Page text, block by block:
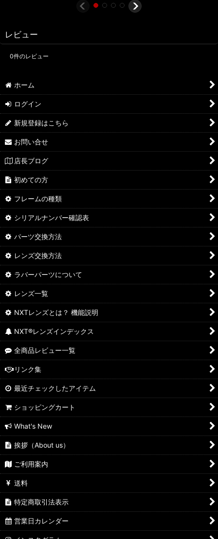
レビュー
0件のレビュー
ホーム
ログイン
新規登録はこちら
お問い合せ
店長ブログ
初めての方
フレームの種類
シリアルナンバー確認表
パーツ交換方法
レンズ交換方法
ラバーパーツについて
レンズ一覧
NXTレンズとは？ 機能説明
NXT®レンズインデックス
全商品レビュー一覧
リンク集
最近チェックしたアイテム
ショッピングカート
What's New
挨拶（About us）
ご利用案内
送料
特定商取引法表示
営業日カレンダー